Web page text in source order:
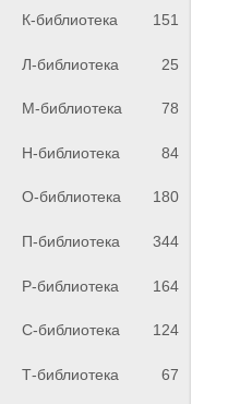
К-библиотека 151
Л-библиотека 25
М-библиотека 78
Н-библиотека 84
О-библиотека 180
П-библиотека 344
Р-библиотека 164
С-библиотека 124
Т-библиотека 67